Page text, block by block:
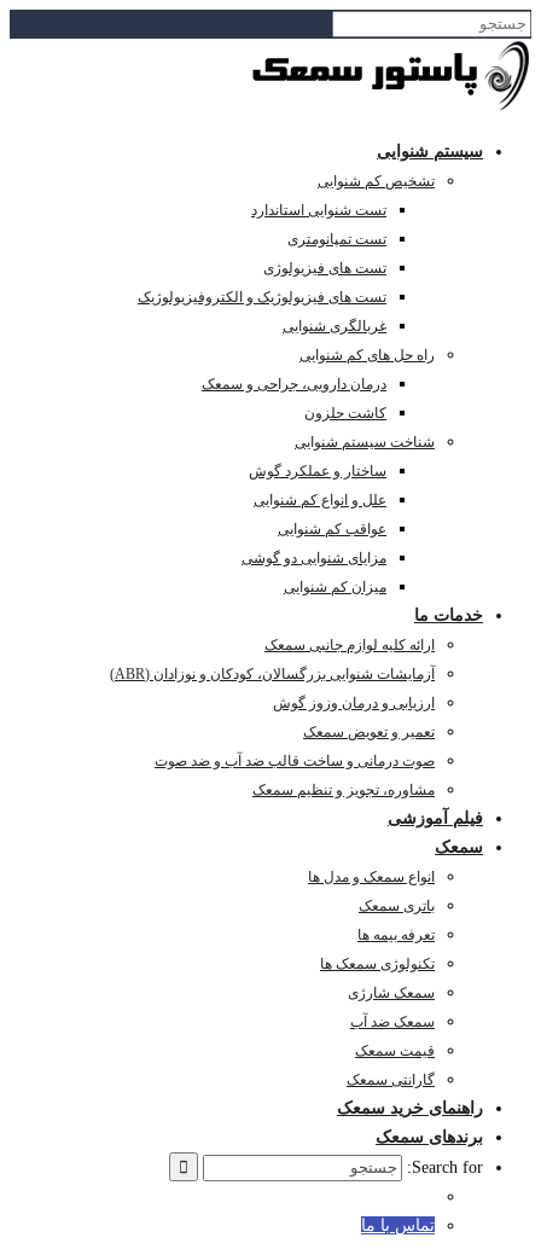
سیستم شنوایی
تشخیص کم شنوایی
تست شنوایی استاندارد
تست تمپانومتری
تست های فیزیولوژی
تست های فیزیولوژیک و الکتروفیزیولوژیک
غربالگری شنوایی
راه حل های کم شنوایی
درمان دارویی، جراحی و سمعک
کاشت حلزون
شناخت سیستم شنوایی
ساختار و عملکرد گوش
علل و انواع کم شنوایی
عواقب کم شنوایی
مزایای شنوایی دو گوشی
میزان کم شنوایی
خدمات ما
ارائه کلیه لوازم جانبی سمعک
آزمایشات شنوایی بزرگسالان، کودکان و نوزادان (ABR)
ارزیابی و درمان وزوز گوش
تعمیر و تعویض سمعک
صوت درمانی و ساخت قالب ضد آب و ضد صوت
مشاوره، تجویز و تنظیم سمعک
فیلم آموزشی
سمعک
انواع سمعک و مدل ها
باتری سمعک
تعرفه بیمه ها
تکنولوژی سمعک ها
سمعک شارژی
سمعک ضد آب
قیمت سمعک
گارانتی سمعک
راهنمای خرید سمعک
برندهای سمعک
Search for:
تماس با ما